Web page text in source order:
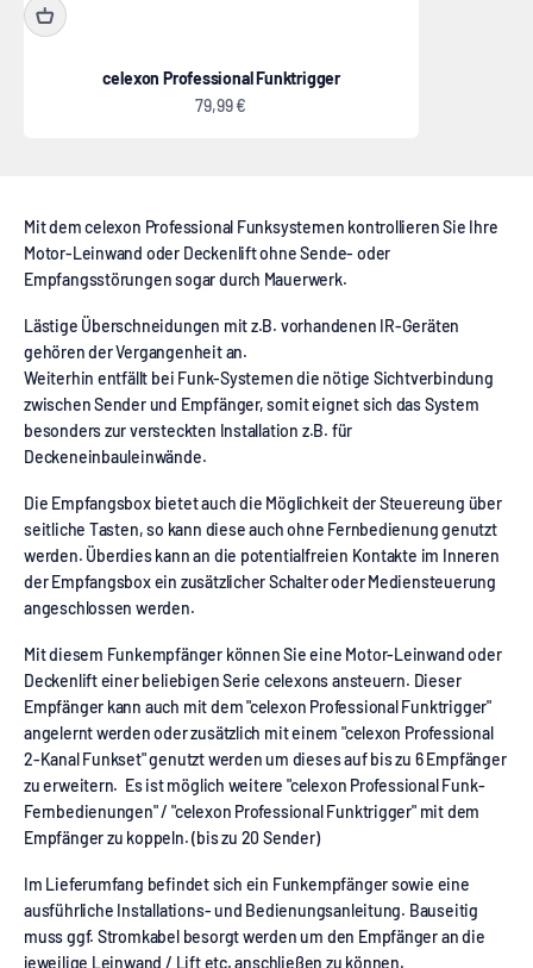
celexon Professional Funktrigger
Angebot
79,99 €
Mit dem celexon Professional Funksystemen kontrollieren Sie Ihre
Motor-Leinwand oder Deckenlift ohne Sende- oder
Empfangsstörungen sogar durch Mauerwerk.
Lästige Überschneidungen mit z.B. vorhandenen IR-Geräten
gehören der Vergangenheit an.
Weiterhin entfällt bei Funk-Systemen die nötige Sichtverbindung
zwischen Sender und Empfänger, somit eignet sich das System
besonders zur versteckten Installation z.B. für
Deckeneinbauleinwände.
Die Empfangsbox bietet auch die Möglichkeit der Steuereung über
seitliche Tasten, so kann diese auch ohne Fernbedienung genutzt
werden. Überdies kann an die potentialfreien Kontakte im Inneren
der Empfangsbox ein zusätzlicher Schalter oder Mediensteuerung
angeschlossen werden.
Mit diesem Funkempfänger können Sie eine Motor-Leinwand oder
Deckenlift einer beliebigen Serie celexons ansteuern. Dieser
Empfänger kann auch mit dem "celexon Professional Funktrigger"
angelernt werden oder zusätzlich mit einem "celexon Professional
2-Kanal Funkset" genutzt werden um dieses auf bis zu 6 Empfänger
zu erweitern. Es ist möglich weitere "celexon Professional Funk-
Fernbedienungen" / "celexon Professional Funktrigger" mit dem
Empfänger zu koppeln. (bis zu 20 Sender)
Im Lieferumfang befindet sich ein Funkempfänger sowie eine
ausführliche Installations- und Bedienungsanleitung. Bauseitig
muss ggf. Stromkabel besorgt werden um den Empfänger an die
jeweilige Leinwand / Lift etc. anschließen zu können.